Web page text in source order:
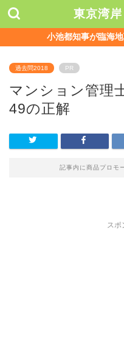
東京湾
小池都知事が臨海
過去問2018 PR
マンション管理
49の正解
記事内に商品プロモ
スポ